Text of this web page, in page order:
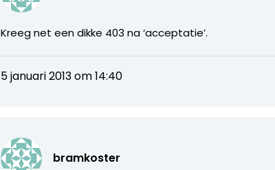
Kreeg net een dikke 403 na ‘acceptatie’.
5 januari 2013 om 14:40
bramkoster